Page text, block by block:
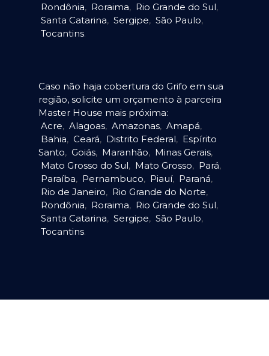
Rondônia, Roraima, Rio Grande do Sul,
Santa Catarina, Sergipe, São Paulo,
Tocantins.
Caso não haja cobertura do Grifo em sua
região, solicite um orçamento à parceira
Master House mais próxima:
Acre, Alagoas, Amazonas, Amapá,
Bahia, Ceará, Distrito Federal, Espírito
Santo, Goiás, Maranhão, Minas Gerais,
Mato Grosso do Sul, Mato Grosso, Pará,
Paraíba, Pernambuco, Piauí, Paraná,
Rio de Janeiro, Rio Grande do Norte,
Rondônia, Roraima, Rio Grande do Sul,
Santa Catarina, Sergipe, São Paulo,
Tocantins.